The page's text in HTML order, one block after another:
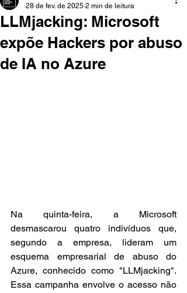
LLMjacking: Microsoft
expõe Hackers por abuso
de IA no Azure
28 de fev. de 2025 2 min de leitura
Na quinta-feira, a Microsoft
desmascarou quatro indivíduos que,
segundo a empresa, lideram um
esquema empresarial de abuso do
Azure, conhecido como "LLMjacking".
Essa campanha envolve o acesso não